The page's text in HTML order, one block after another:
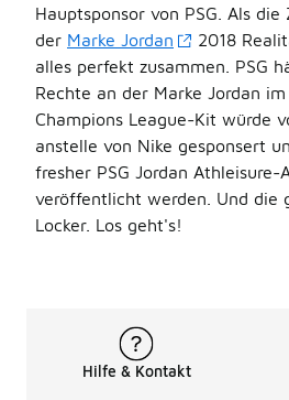
Hauptsponsor von PSG. Als
der Marke Jordan
2018
alles perfekt zusammen. PSG
Rechte an der Marke Jordan im
Champions League-Kit würde
anstelle von Nike gesponsert
fresher PSG Jordan Athleisure-
veröffentlicht werden. Und die
Locker. Los geht's!
Hilfe & Kontakt